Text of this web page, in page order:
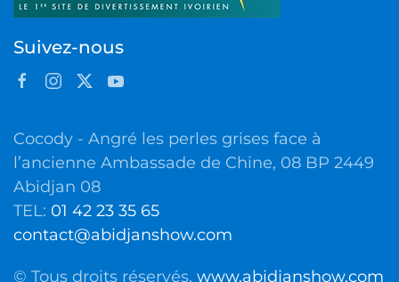
Suivez-nous
Cocody - Angré les perles grises face à
l’ancienne Ambassade de Chine, 08 BP 2449
Abidjan 08
TEL: 01 42 23 35 65
contact@abidjanshow.com
© Tous droits réservés. www.abidjanshow.com